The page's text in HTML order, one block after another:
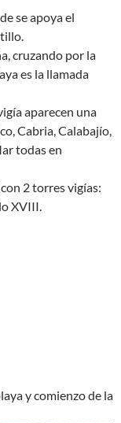
se apoya el
cruzando por la
es la llamada
aparecen una
Cabria, Calabajío,
todas en
2 torres vigías:
XVIII.
y comienzo de la